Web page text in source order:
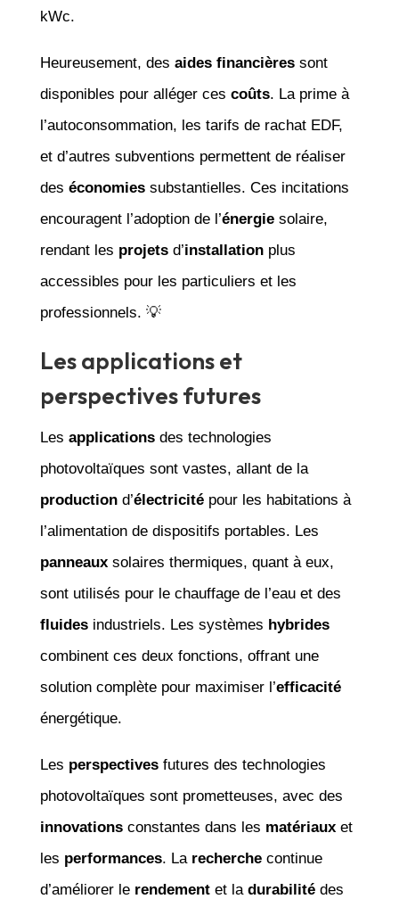
kWc.
Heureusement, des aides financièressont
disponibles pour alléger ces coûts. La prime à
l’autoconsommation, les tarifs de rachat EDF,
et d’autres subventions permettent de réaliser
des économiessubstantielles. Ces incitations
encouragent l’adoption de l’énergiesolaire,
rendant les projetsd’installationplus
accessibles pour les particuliers et les
professionnels. 💡
Les applications et
perspectives futures
Les applicationsdes technologies
photovoltaïques sont vastes, allant de la
productiond’électricitépour les habitations à
l’alimentation de dispositifs portables. Les
panneauxsolaires thermiques, quant à eux,
sont utilisés pour le chauffage de l’eau et des
fluidesindustriels. Les systèmes hybrides
combinent ces deux fonctions, offrant une
solution complète pour maximiser l’efficacité
énergétique.
Les perspectivesfutures des technologies
photovoltaïques sont prometteuses, avec des
innovationsconstantes dans les matériauxet
les performances. La recherchecontinue
d’améliorer le rendementet la durabilitédes